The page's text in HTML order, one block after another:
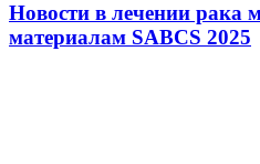
Новости в лечении рака
материалам SABCS 2025